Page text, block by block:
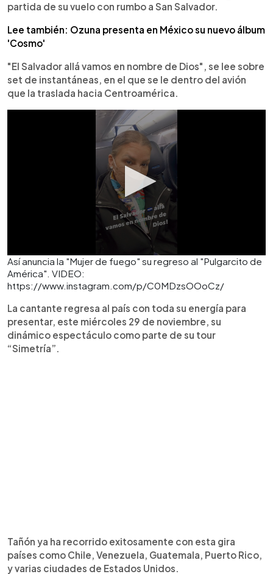
partida de su vuelo con rumbo a San Salvador.
Lee también: Ozuna presenta en México su nuevo álbum
'Cosmo'
"El Salvador allá vamos en nombre de Dios", se lee sobre
set de instantáneas, en el que se le dentro del avión
que la traslada hacia Centroamérica.
Así anuncia la "Mujer de fuego" su regreso al "Pulgarcito de
América". VIDEO:
https://www.instagram.com/p/C0MDzsOOoCz/
La cantante regresa al país con toda su energía para
presentar, este miércoles 29 de noviembre, su
dinámico espectáculo como parte de su tour
“Simetría”.
Tañón ya ha recorrido exitosamente con esta gira
países como Chile, Venezuela, Guatemala, Puerto Rico,
y varias ciudades de Estados Unidos.